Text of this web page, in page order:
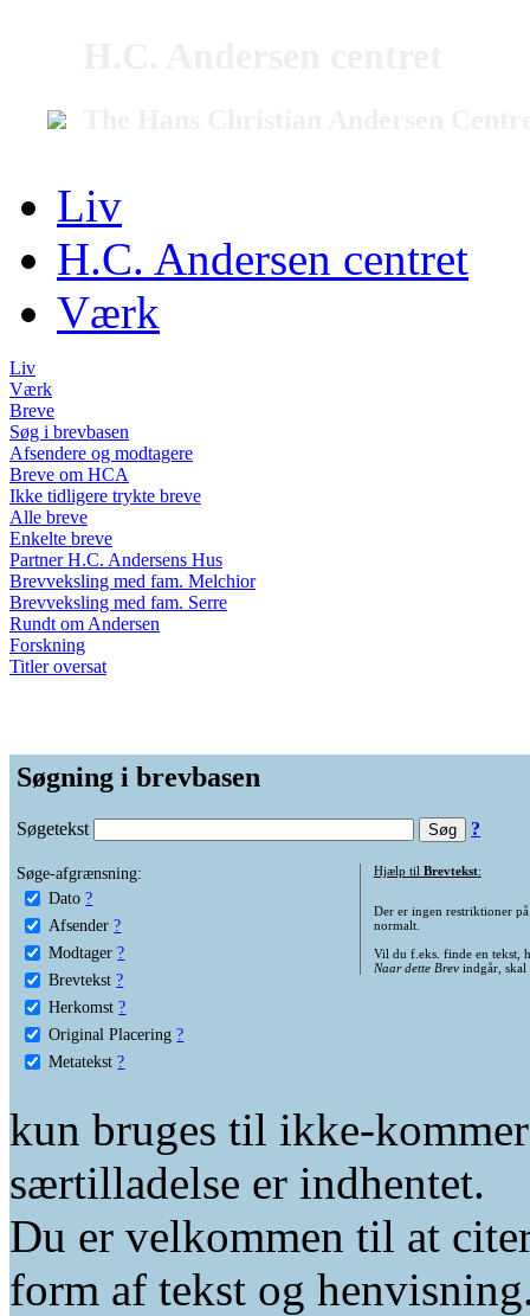
Liv
H.C. Andersen centret
Værk
Liv
Værk
Breve
Søg i brevbasen
Afsendere og modtagere
Breve om HCA
Ikke tidligere trykte breve
Alle breve
Enkelte breve
Partner H.C. Andersens Hus
Brevveksling med fam. Melchior
Brevveksling med fam. Serre
Rundt om Andersen
Forskning
Titler oversat
Søgning i brevbasen
Søgetekst ?
Søge-afgrænsning:
Dato ?
Afsender ?
Modtager ?
Brevtekst ?
Herkomst ?
Original Placering ?
Metatekst ?
Hjælp til Brevtekst:
Der er ingen restriktioner
normalt.
Vil du f.eks. finde en tekst,
Naar dette Brevindgår, skal
kun bruges til ikke-
særtilladelse er indhentet.
Du er velkommen til at
form af tekst og